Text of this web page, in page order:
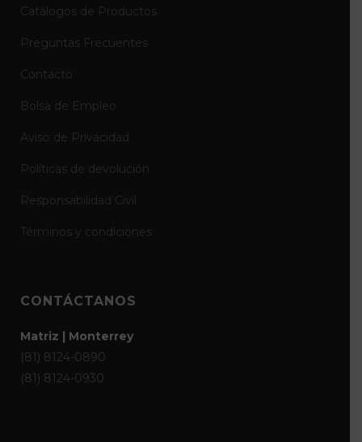
Catálogos de Productos
Preguntas Frecuentes
Contacto
Bolsa de Empleo
Aviso de Privacidad
Políticas de devolución
Responsabilidad Civil
Términos y condiciones
CONTÁCTANOS
Matriz | Monterrey
(81) 8124-0890
(81) 8124-0930